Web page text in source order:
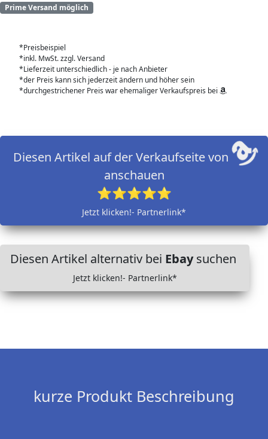
Prime Versand möglich
*Preisbeispiel
*inkl. MwSt. zzgl. Versand
*Lieferzeit unterschiedlich - je nach Anbieter
*der Preis kann sich jederzeit ändern und höher sein
*durchgestrichener Preis war ehemaliger Verkaufspreis bei
Diesen Artikel auf der Verkaufseite von
anschauen
⭐⭐⭐⭐⭐
Jetzt klicken!- Partnerlink*
Diesen Artikel alternativ bei Ebaysuchen
Jetzt klicken!- Partnerlink*
kurze Produkt Beschreibung